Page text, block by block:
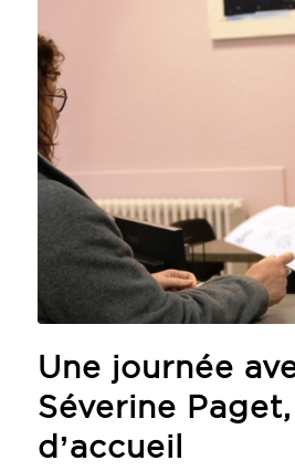
Une journée
Séverine
d’accueil